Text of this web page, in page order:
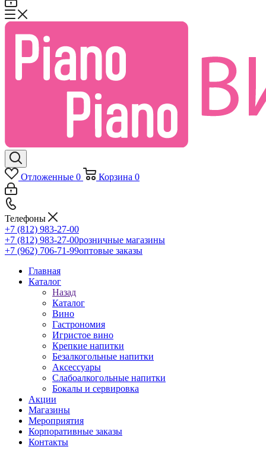
Отложенные 0 Корзина 0
Телефоны
+7 (812) 983-27-00
+7 (812) 983-27-00розничные магазины
+7 (962) 706-71-99оптовые заказы
Главная
Каталог
Назад
Каталог
Вино
Гастрономия
Игристое вино
Крепкие напитки
Безалкогольные напитки
Аксессуары
Слабоалкогольные напитки
Бокалы и сервировка
Акции
Магазины
Мероприятия
Корпоративные заказы
Контакты